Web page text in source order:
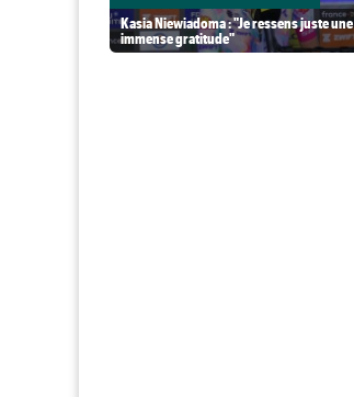
Kasia Niewiadoma : "Je ressens juste une
immense gratitude"